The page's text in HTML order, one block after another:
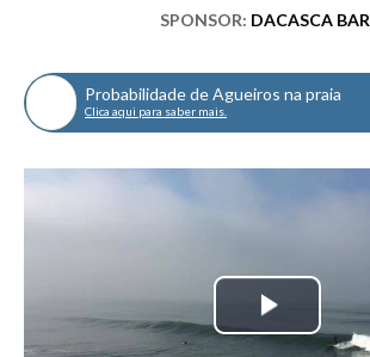
Internacional
Exclusivos
Crónicas
Câmaras & Report
Vila Praia de Âncora HD
SPONSOR: DACASCA BAR
Probabilidade de Agueiros na praia
Clica aqui para saber mais.
Play